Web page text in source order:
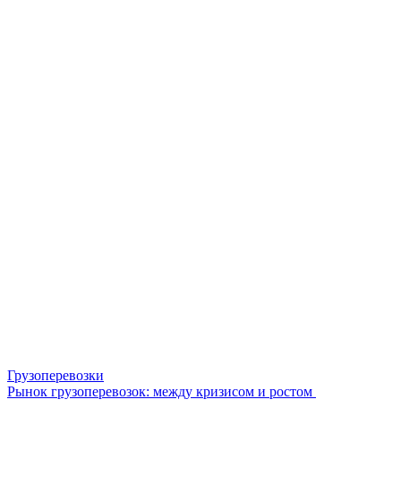
Грузоперевозки
Рынок грузоперевозок: между кризисом и ростом